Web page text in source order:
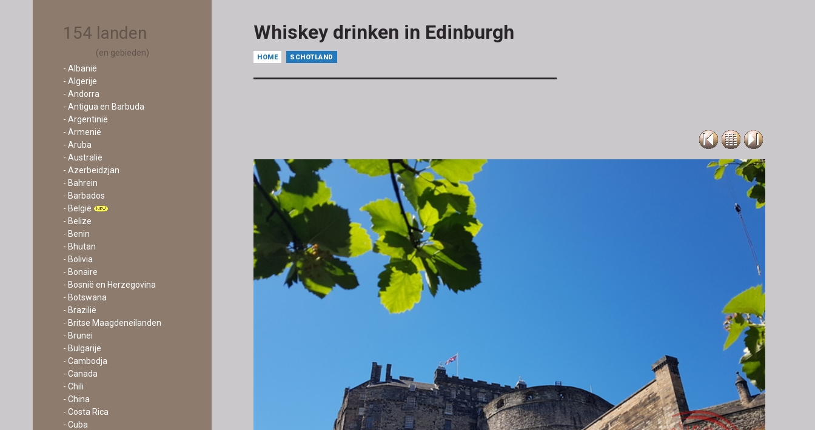
154 landen
(en gebieden)
- Albanië
- Algerije
- Andorra
- Antigua en Barbuda
- Argentinië
- Armenië
- Aruba
- Australië
- Azerbeidzjan
- Bahrein
- Barbados
- België
- Belize
- Benin
- Bhutan
- Bolivia
- Bonaire
- Bosnië en Herzegovina
- Botswana
- Brazilië
- Britse Maagdeneilanden
- Brunei
- Bulgarije
- Cambodja
- Canada
- Chili
- China
- Costa Rica
- Cuba
Whiskey drinken in Edinburgh
HOME SCHOTLAND